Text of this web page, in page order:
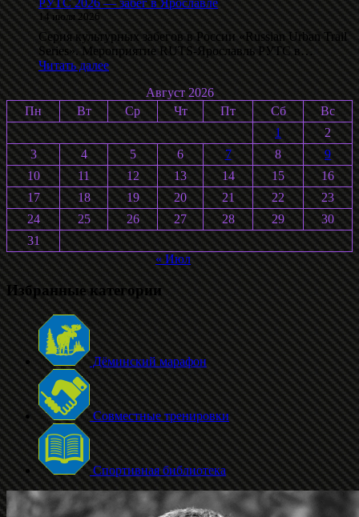
РУТС 2026 — забег в Ярославле
14 июля 2026
Серия культурных забегов в России «Russian Urban Trail
Series». Мероприятие RUTS-Ярославль РУТС в…
Читать далее:
РУТС
2026
—
забег
в
Ярославле
Август 2026
Пн
Вт Ср Чт Пт Сб
Вс
1
2
3
4 5 6 7 8
9
10
11 12 13 14 15
16
17
18 19 20 21 22
23
24
25 26 27 28 29
30
31
« Июл
Избранные категории
Дёминский марафон
Совместные тренировки
Спортивная библиотека